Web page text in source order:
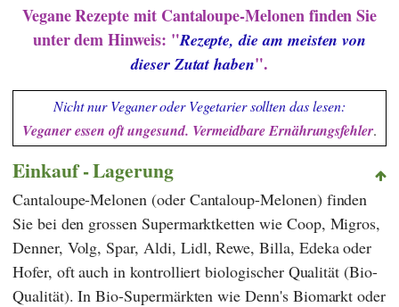
Vegane Rezepte mit Cantaloupe-Melonenfinden Sie
unter dem Hinweis: "Rezepte, die am meisten von
dieser Zutat haben".
Nicht nur Veganer oder Vegetarier sollten das lesen:
Veganer essen oft ungesund. Vermeidbare Ernährungsfehler.
Einkauf - Lagerung
Cantaloupe-Melonen (oder Cantaloup-Melonen) finden
Sie bei den grossen Supermarktketten wie Coop, Migros,
Denner, Volg,Spar, Aldi, Lidl,Rewe,Billa, Edekaoder
Hofer, oft auch in kontrolliert biologischer Qualität (Bio-
Qualität). In Bio-Supermärkten wieDenn's Biomarkt oder